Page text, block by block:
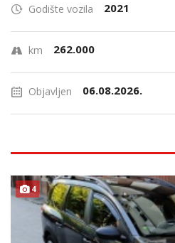
Godište vozila 2021
km 262.000
Objavljen 06.08.2026.
4